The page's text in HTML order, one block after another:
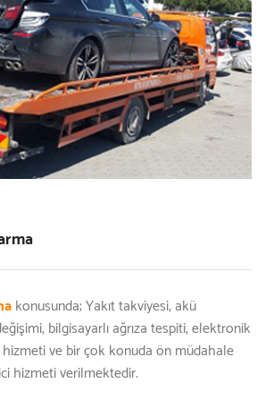
konusunda; Yakıt takviyesi, akü
bilgisayarlı ağrıza tespiti, elektronik
hizmeti ve bir çok konuda ön müdahale
hizmeti verilmektedir.